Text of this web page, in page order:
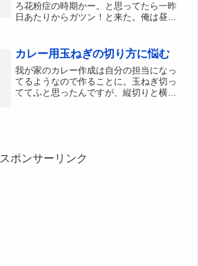
ろ花粉症の時期かー。と思ってたら一昨
日あたりからガツン！と来た。俺は昼前
薬も用意していなかったが今年は薬のご
厄介になりそうだなぁ。ち...
カレー用玉ねぎの切り方に悩む
我が家のカレー作成は自分の担当になっ
てるようなので作ることに。玉ねぎ切っ
ててふと思ったんですが、縦切りと横切
スポンサーリンク